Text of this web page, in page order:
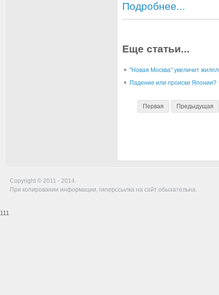
Подробнее...
Еще статьи...
"Новая Москва" увеличит
Падение или происки Японии?
Первая Предыдущая
Copyright © 2011 - 2014.
При копировании информации, гиперссылка на сайт обызательна.
111